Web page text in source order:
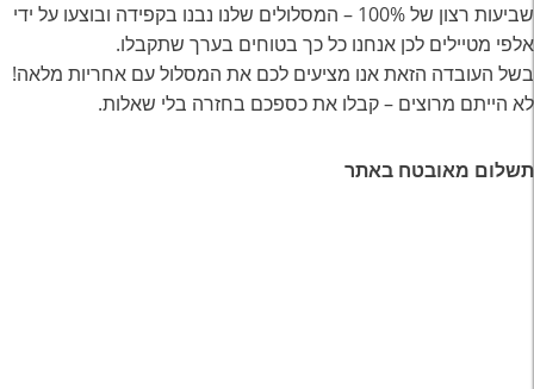
שביעות רצון של 100% – המסלולים שלנו נבנו בקפידה ובוצעו על ידי
אלפי מטיילים לכן אנחנו כל כך בטוחים בערך שתקבלו.
בשל העובדה הזאת אנו מציעים לכם את המסלול עם אחריות מלאה!
לא הייתם מרוצים – קבלו את כספכם בחזרה בלי שאלות.
תשלום מאובטח באתר